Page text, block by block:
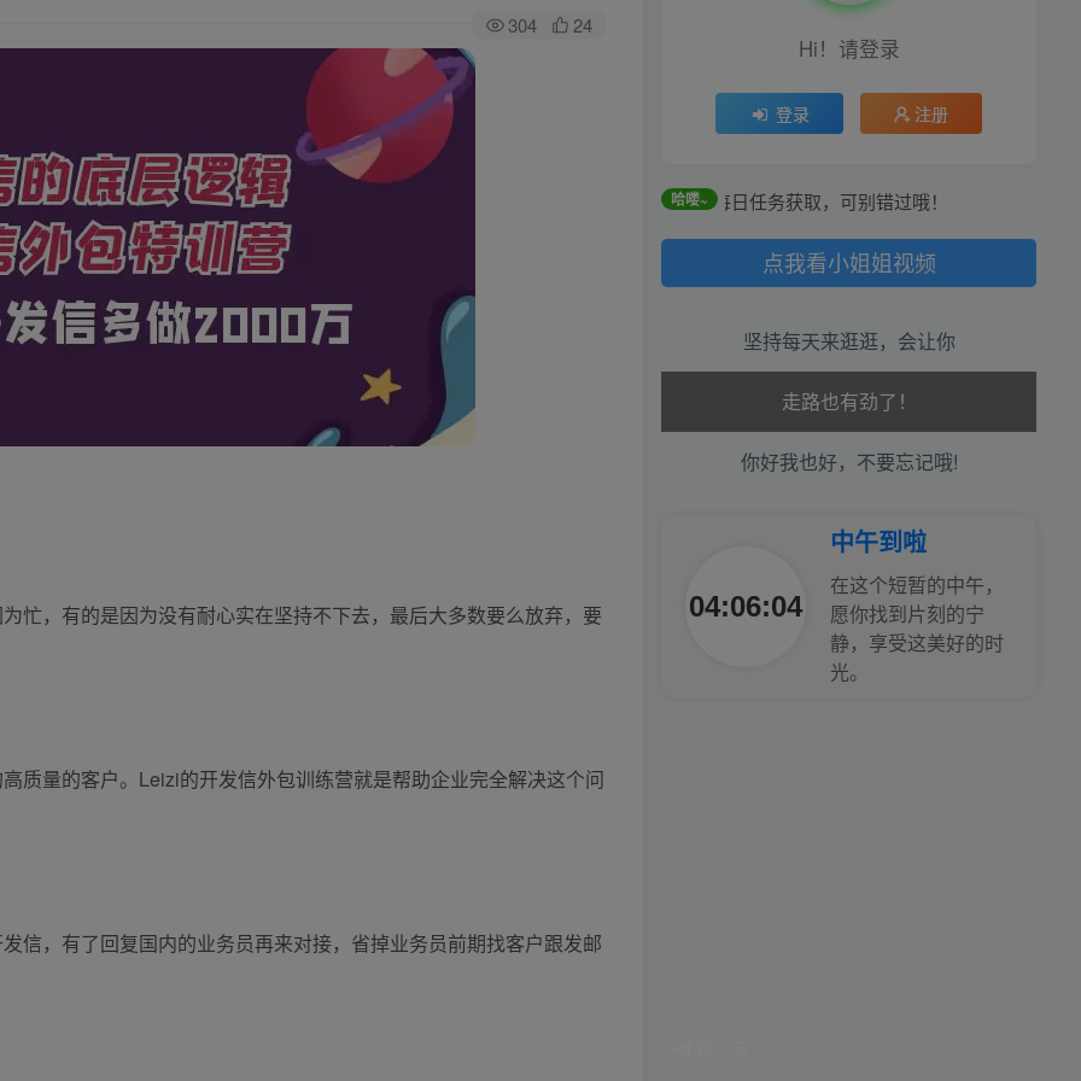
304 24
忙，有的是因为没有耐心实在坚持不下去，最后大多数要么放弃，要
质量的客户。Leizi的开发信外包训练营就是帮助企业完全解决这个问
信，有了回复国内的业务员再来对接，省掉业务员前期找客户跟发邮
Hi！请登录
登录 注册
哈喽~
全站积分可通过签到和每日任务获取，可别错过哦！
点我看小姐姐视频
坚持每天来逛逛，会让你
生活也美好了！
心情也舒畅了！
腿也不痛了！
腰也不酸了！
你好我也好，不要忘记哦!
04:06:06
中午到啦
在这个短暂的中午，
愿你找到片刻的宁
静，享受这美好的时
光。